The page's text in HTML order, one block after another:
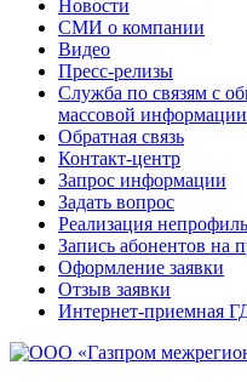
Новости
СМИ о компании
Видео
Пресс-релизы
Служба по связям с
массовой информации
Обратная связь
Контакт-центр
Запрос информации
Задать вопрос
Реализация
Запись абонентов на
Оформление заявки
Отзыв заявки
Интернет-приемная